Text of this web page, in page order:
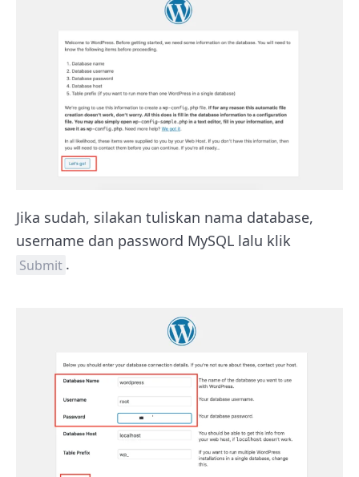
Jika sudah, silakan tuliskan nama database,
username dan password MySQL lalu klik
Submit .